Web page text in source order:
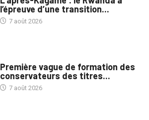
l’épreuve d’une transition...
7 août 2026
Première vague de formation des
conservateurs des titres...
7 août 2026